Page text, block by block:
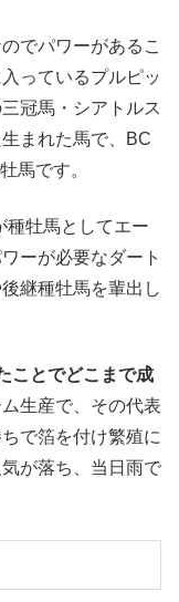
でパワーがあるこ
っているプルピッ
冠馬・シアトルス
まれた馬で、BC
馬です。
種牡馬としてエー
ーが必要なダート
継種牡馬を輩出し
ことでどこまで成
生産で、その代表
で箔を付け繁殖に
が落ち、当日雨で